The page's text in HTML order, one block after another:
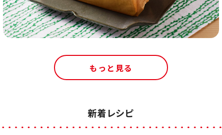
もっと見る
新着レシピ